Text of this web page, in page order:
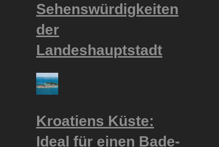
Sehenswürdigkeiten
der
Landeshauptstadt
Kroatiens Küste:
Ideal für einen Bade-